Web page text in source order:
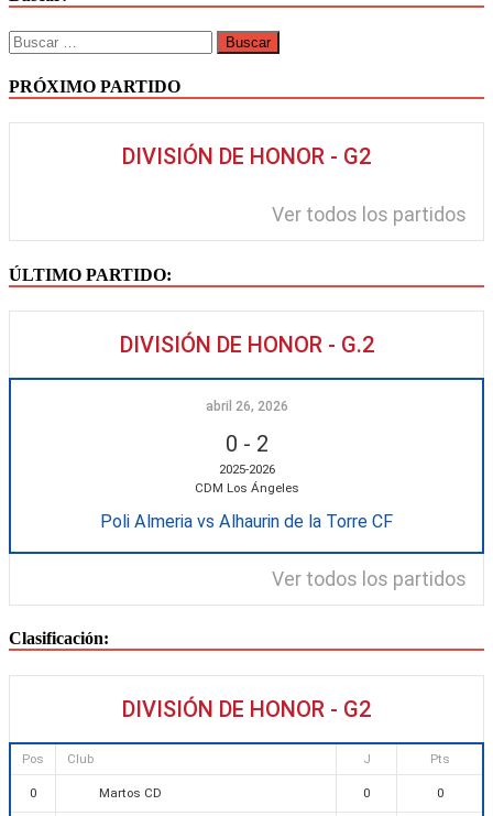
PRÓXIMO PARTIDO
DIVISIÓN DE HONOR - G2
Ver todos los partidos
ÚLTIMO PARTIDO:
DIVISIÓN DE HONOR - G.2
abril 26, 2026
0 - 2
2025-2026
CDM Los Ángeles
Poli Almeria vs Alhaurin de la Torre CF
Ver todos los partidos
Clasificación:
DIVISIÓN DE HONOR - G2
Pos Club J Pts
0 Martos CD 0 0